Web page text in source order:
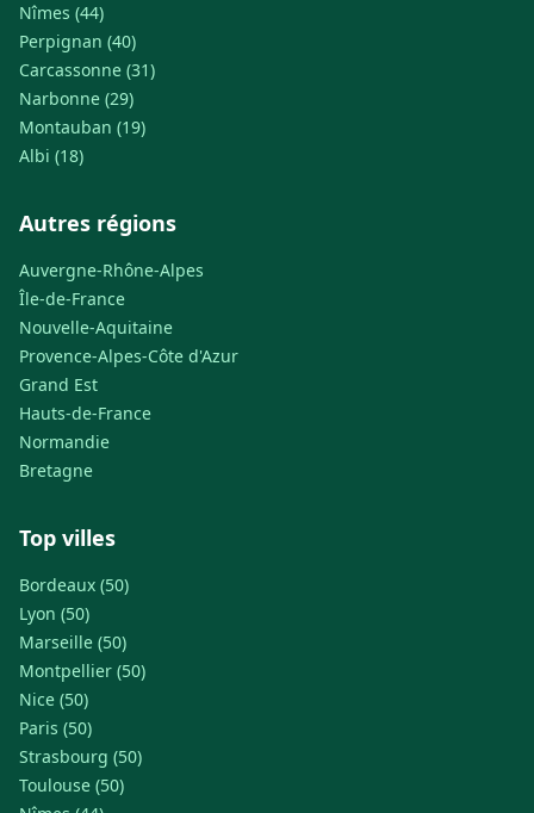
Nîmes (44)
Perpignan (40)
Carcassonne (31)
Narbonne (29)
Montauban (19)
Albi (18)
Autres régions
Auvergne-Rhône-Alpes
Île-de-France
Nouvelle-Aquitaine
Provence-Alpes-Côte d'Azur
Grand Est
Hauts-de-France
Normandie
Bretagne
Top villes
Bordeaux (50)
Lyon (50)
Marseille (50)
Montpellier (50)
Nice (50)
Paris (50)
Strasbourg (50)
Toulouse (50)